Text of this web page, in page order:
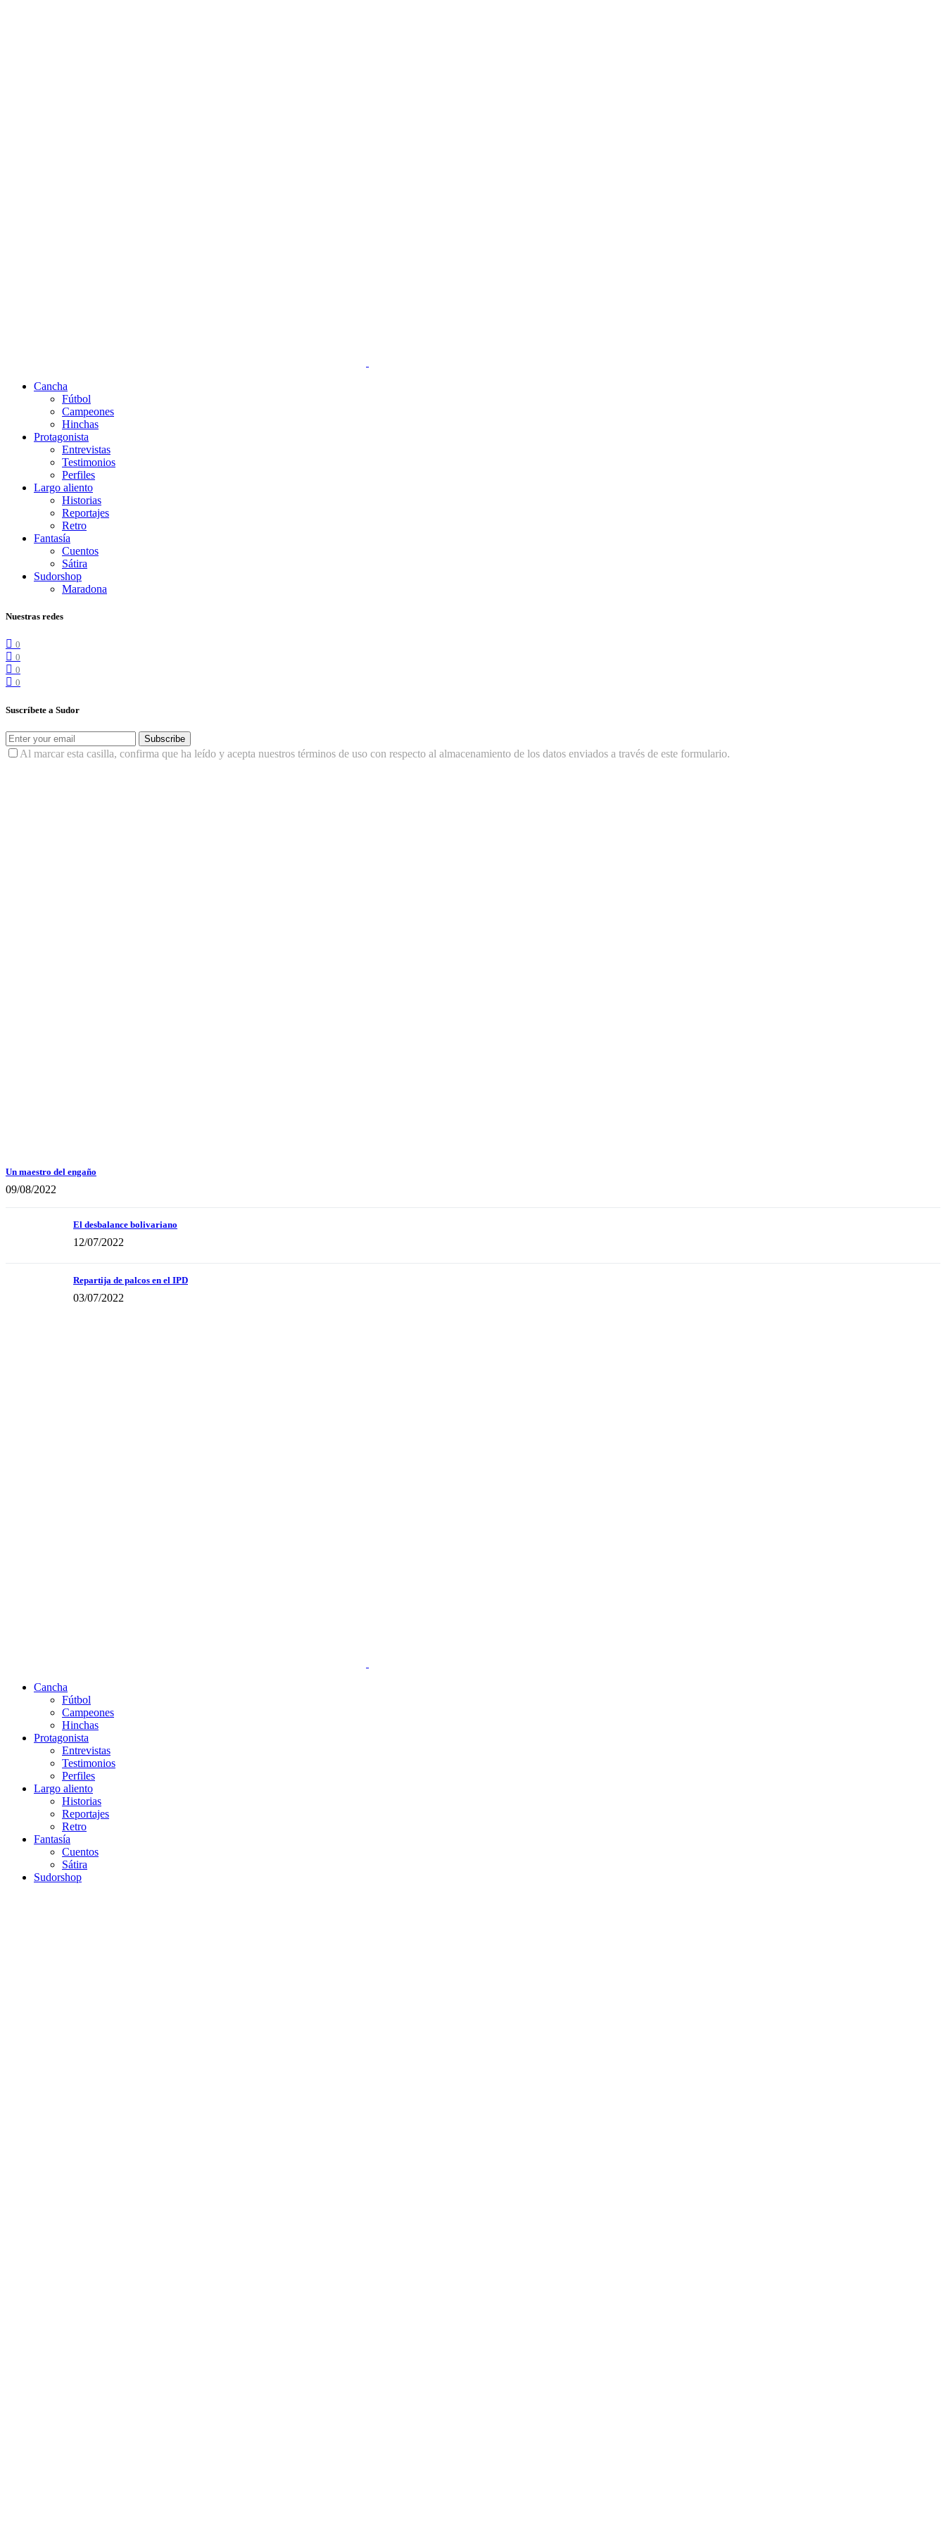
Cancha
Fútbol
Campeones
Hinchas
Protagonista
Entrevistas
Testimonios
Perfiles
Largo aliento
Historias
Reportajes
Retro
Fantasía
Cuentos
Sátira
Sudorshop
Maradona
Nuestras redes
0
0
0
0
Suscríbete a Sudor
Subscribe
Al marcar esta casilla, confirma que ha leído y acepta nuestros términos de uso con respecto al almacenamiento de los datos enviados a través de este formulario.
Un maestro del engaño
09/08/2022
El desbalance bolivariano
12/07/2022
Repartija de palcos en el IPD
03/07/2022
Cancha
Fútbol
Campeones
Hinchas
Protagonista
Entrevistas
Testimonios
Perfiles
Largo aliento
Historias
Reportajes
Retro
Fantasía
Cuentos
Sátira
Sudorshop